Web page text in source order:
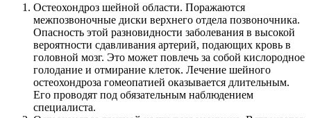
Остеохондроз шейной области. Поражаются
межпозвоночные диски верхнего отдела позвоночника.
Опасность этой разновидности заболевания в высокой
вероятности сдавливания артерий, подающих кровь в
головной мозг. Это может повлечь за собой кислородное
голодание и отмирание клеток. Лечение шейного
остеохондроза гомеопатией оказывается длительным.
Его проводят под обязательным наблюдением
специалиста.